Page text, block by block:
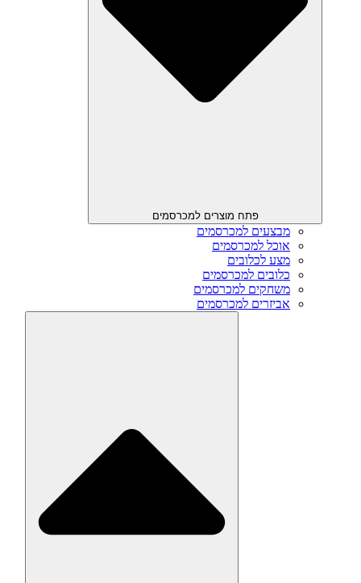
פתח מוצרים למכרסמים
מבצעים למכרסמים
אוכל למכרסמים
מצע לכלובים
כלובים למכרסמים
משחקים למכרסמים
אביזרים למכרסמים